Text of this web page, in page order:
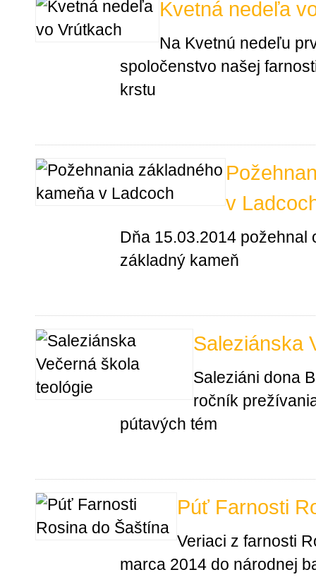
Kvetná nedeľa
Na Kvetnú nedeľu
spoločenstvo našej
krstu
v
Dňa 15.03.2014 požehnal
základný kameň
Saleziánska
Saleziáni dona
ročník
pútavých tém
Púť Farnosti
Veriaci z farnosti
marca 2014 do národnej